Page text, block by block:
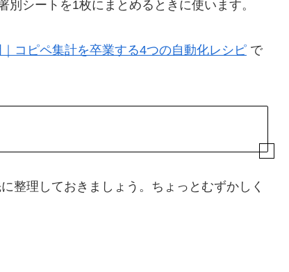
別シートを1枚にまとめるときに使います。
コピペ集計を卒業する4つの自動化レシピ で
整理しておきましょう。ちょっとむずかしく